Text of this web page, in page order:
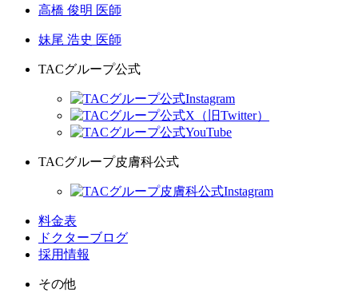
高橋 俊明 医師
妹尾 浩史 医師
TACグループ公式
TACグループ皮膚科公式
料金表
ドクターブログ
採用情報
その他